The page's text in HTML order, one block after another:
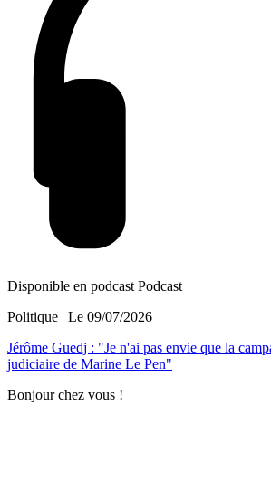
Disponible en podcast Podcast
Politique | Le 09/07/2026
Jérôme Guedj : "Je n'ai pas envie que la
judiciaire de Marine Le Pen"
Bonjour chez vous !